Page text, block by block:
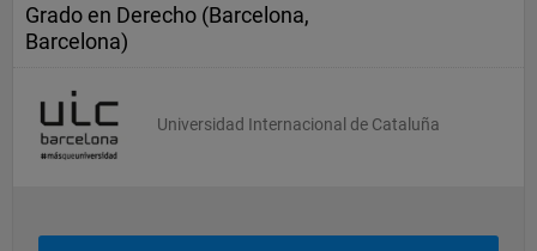
Grado en Derecho (Barcelona,
Barcelona)
Universidad Internacional de Cataluña